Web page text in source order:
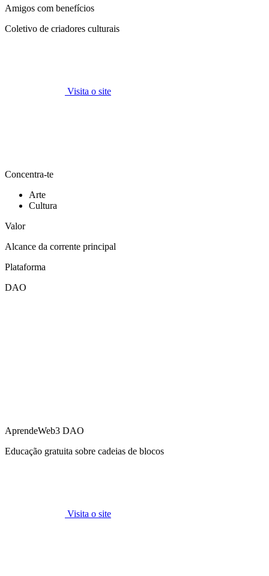
Amigos com benefícios
Coletivo de criadores culturais
Visita o site
Concentra-te
Arte
Cultura
Valor
Alcance da corrente principal
Plataforma
DAO
AprendeWeb3 DAO
Educação gratuita sobre cadeias de blocos
Visita o site